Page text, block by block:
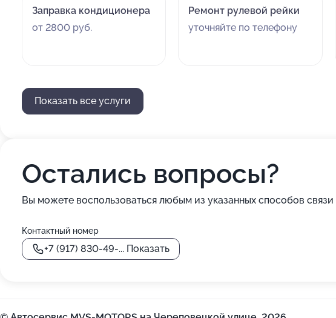
Заправка кондиционера
от 2800 руб.
Ремонт рулевой рейки
уточняйте по телефону
Показать все услуги
Остались вопросы?
Вы можете воспользоваться любым из указанных способов связи
Контактный номер
+7 (917) 830-49-... Показать